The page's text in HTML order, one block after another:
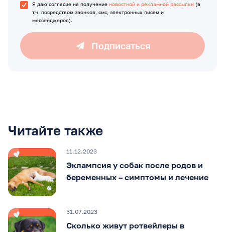
Я даю согласие на получение новостной и рекламной рассылки (в
т.ч. посредством звонков, смс, электронных писем и
мессенджеров).
Подписаться
Читайте также
11.12.2023
Эклампсия у собак после родов и
беременных – симптомы и лечение
31.07.2023
Сколько живут ротвейлеры в